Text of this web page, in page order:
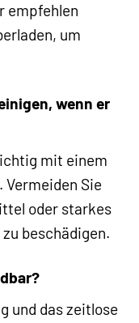
empfehlen
um
wenn er
mit einem
Sie
oder starkes
beschädigen.
und das zeitlose